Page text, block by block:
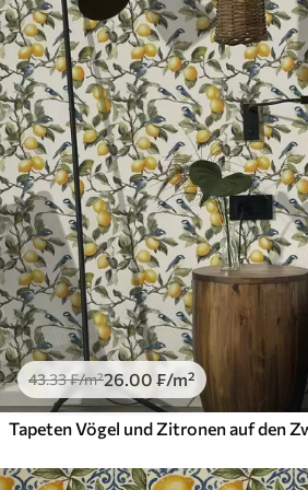
43.33₣/m²26.00 ₣/m²